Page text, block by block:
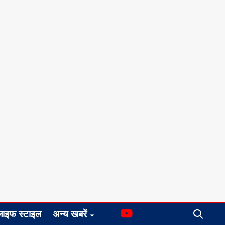
स्टाइल अन्य खबरें